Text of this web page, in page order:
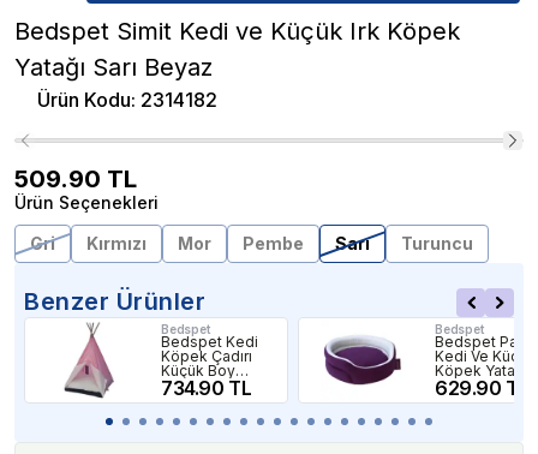
Bedspet Simit Kedi ve Küçük Irk Köpek
Yatağı Sarı Beyaz
Ürün Kodu: 2314182
509.90 TL
Ürün Seçenekleri
Gri
Kırmızı Mor Pembe Sarı Turuncu
Benzer Ürünler
Bedspet
Bedspet Kedi
Köpek Çadırı
Küçük Boy
Pembe
50x50x70Cm
734.90 TL
Bedspet
Bedspet Paris
Kedi Ve Küçük
Köpek Yatağı
No:2 Mor
50x20Cm
629.90 TL